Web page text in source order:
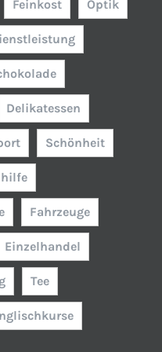
Feinkost Optik
Delikatessen
Schönheit
Fahrzeuge
Einzelhandel
Tee